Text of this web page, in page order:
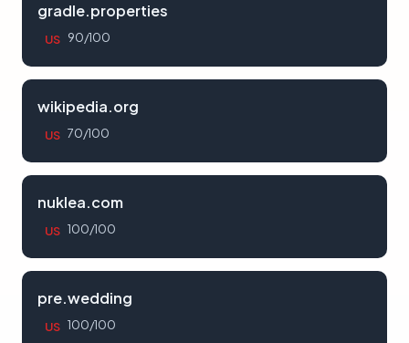
gradle.properties
US 90/100
wikipedia.org
US 70/100
nuklea.com
US 100/100
pre.wedding
US 100/100